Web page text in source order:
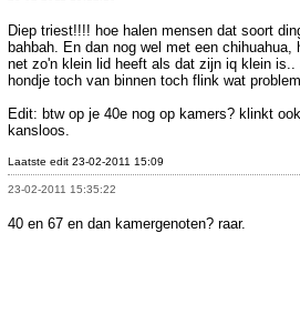
Diep triest!!!! hoe halen mensen dat soort
bahbah. En dan nog wel met een chihuahua,
net zo'n klein lid heeft als dat zijn iq klein is..
hondje toch van binnen toch flink wat
Edit: btw op je 40e nog op kamers? klinkt
kansloos.
Laatste edit 23-02-2011 15:09
23-02-2011 15:35:22
40 en 67 en dan kamergenoten? raar.